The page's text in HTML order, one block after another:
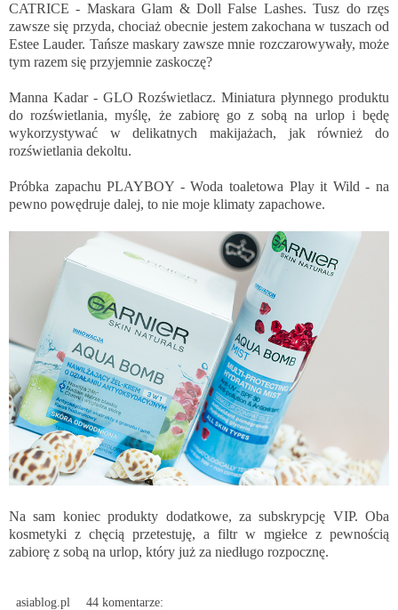
CATRICE - Maskara Glam & Doll False Lashes. Tusz do rzęs
zawsze się przyda, chociaż obecnie jestem zakochana w tuszach od
Estee Lauder. Tańsze maskary zawsze mnie rozczarowywały, może
tym razem się przyjemnie zaskoczę?
Manna Kadar - GLO Rozświetlacz. Miniatura płynnego produktu
do rozświetlania, myślę, że zabiorę go z sobą na urlop i będę
wykorzystywać w delikatnych makijażach, jak również do
rozświetlania dekoltu.
Próbka zapachu PLAYBOY - Woda toaletowa Play it Wild - na
pewno powędruje dalej, to nie moje klimaty zapachowe.
Na sam koniec produkty dodatkowe, za subskrypcję VIP. Oba
kosmetyki z chęcią przetestuję, a filtr w mgiełce z pewnością
zabiorę z sobą na urlop, który już za niedługo rozpocznę.
asiablog.pl 44 komentarze: